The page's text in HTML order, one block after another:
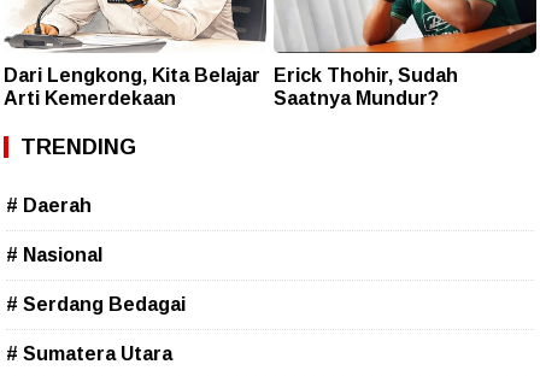
Dari Lengkong, Kita Belajar
Arti Kemerdekaan
Erick Thohir, Sudah
Saatnya Mundur?
TRENDING
# Daerah
# Nasional
# Serdang Bedagai
# Sumatera Utara